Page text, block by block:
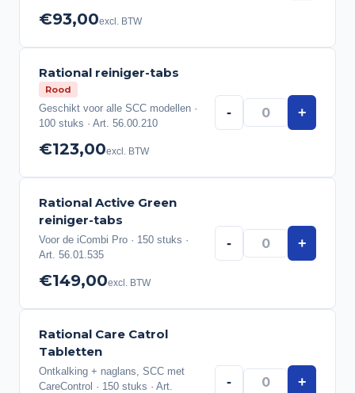
€93,00excl. BTW
Rational reiniger-tabs
Rood
Geschikt voor alle SCC modellen ·
100 stuks · Art. 56.00.210
€123,00excl. BTW
- +
Rational Active Green
reiniger-tabs
Voor de iCombi Pro · 150 stuks ·
Art. 56.01.535
€149,00excl. BTW
- +
Rational Care Catrol
Tabletten
Ontkalking + naglans, SCC met
CareControl · 150 stuks · Art.
- +